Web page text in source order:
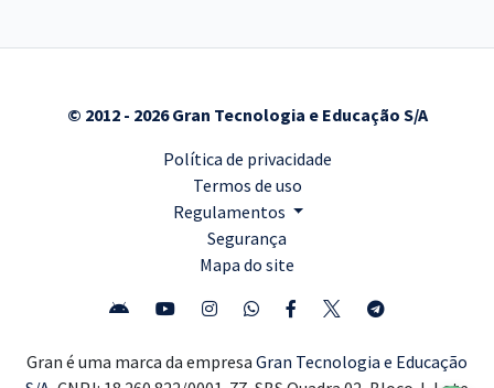
© 2012 - 2026 Gran Tecnologia e Educação S/A
Política de privacidade
Termos de uso
Regulamentos
Segurança
Mapa do site
Gran é uma marca da empresa Gran Tecnologia e Educação